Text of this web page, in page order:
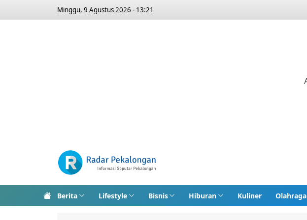
Minggu, 9 Agustus 2026 - 13:21
Berita Lifestyle Bisnis Hiburan Kuliner Olahraga